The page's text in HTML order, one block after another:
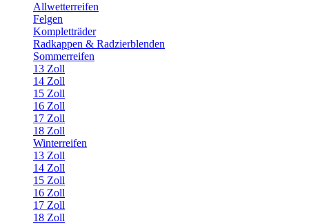
Allwetterreifen
Felgen
Kompletträder
Radkappen & Radzierblenden
Sommerreifen
13 Zoll
14 Zoll
15 Zoll
16 Zoll
17 Zoll
18 Zoll
Winterreifen
13 Zoll
14 Zoll
15 Zoll
16 Zoll
17 Zoll
18 Zoll